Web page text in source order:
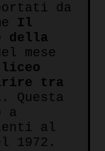
da
Il
della
mese
tra
. Questa
a
al
1972.